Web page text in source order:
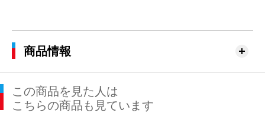
商品情報
この商品を見た人は
こちらの商品も見ています